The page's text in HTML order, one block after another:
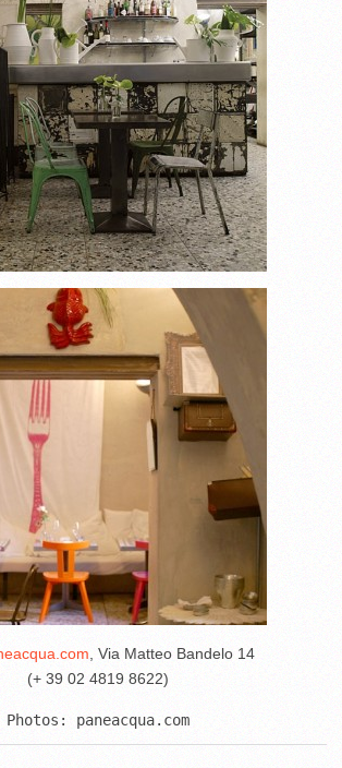
, Via Matteo Bandelo 14
(+ 39 02 4819 8622)